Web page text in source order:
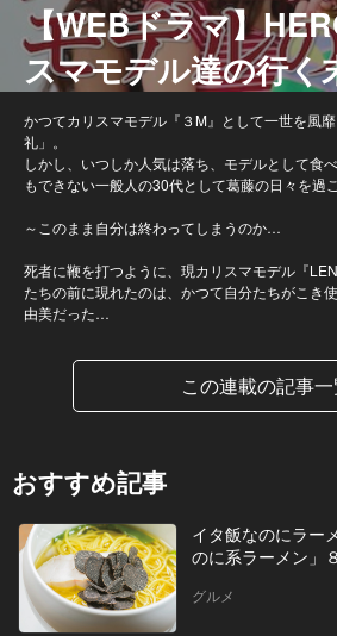
【WEBドラマ】
スマモデル達の行く
かつてカリスマモデル『３M』として一世を風
礼」。
しかし、いつしか人気は落ち、モデルとして食
もできない一般人の30代として葛藤の日々を過ご
～このまま自分は終わってしまうのか…
死者に鞭を打つように、現カリスマモデル『
たちの前に現れたのは、かつて自分たちがこき
由美だった…
この連載の記事
おすすめ記事
イタ飯なのにラー
のに系ラーメン」
グルメ